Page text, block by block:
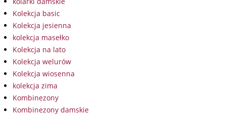
Kolekcja basic
Kolekcja jesienna
kolekcja masełko
Kolekcja na lato
Kolekcja welurów
Kolekcja wiosenna
kolekcja zima
Kombinezony
Kombinezony damskie